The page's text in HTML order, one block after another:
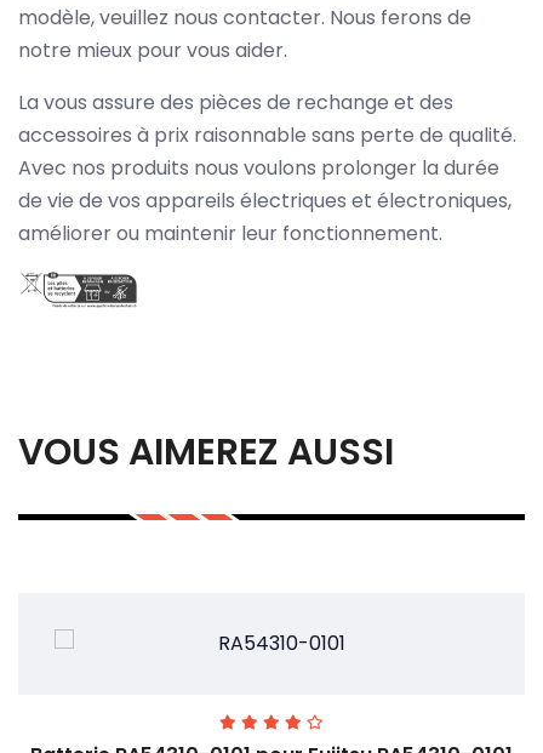
modèle, veuillez nous contacter. Nous ferons de
notre mieux pour vous aider.
La vous assure des pièces de rechange et des
accessoires à prix raisonnable sans perte de qualité.
Avec nos produits nous voulons prolonger la durée
de vie de vos appareils électriques et électroniques,
améliorer ou maintenir leur fonctionnement.
VOUS AIMEREZ AUSSI